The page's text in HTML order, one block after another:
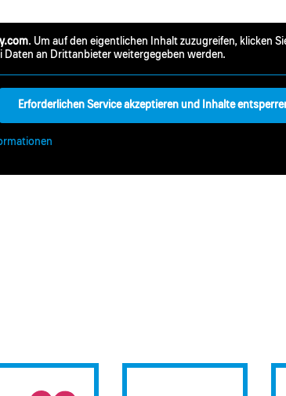
. Um auf den eigentlichen Inhalt zuzugreifen, klicken
an Drittanbieter weitergegeben werden.
Erforderlichen Service akzeptieren und Inhalte